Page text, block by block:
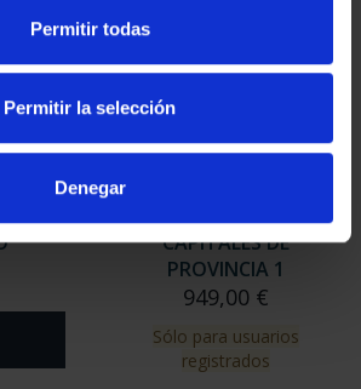
Permitir todas
Permitir la selección
Denegar
CAPITALES DE
PROVINCIA 1
949,00 €
Sólo para usuarios
registrados